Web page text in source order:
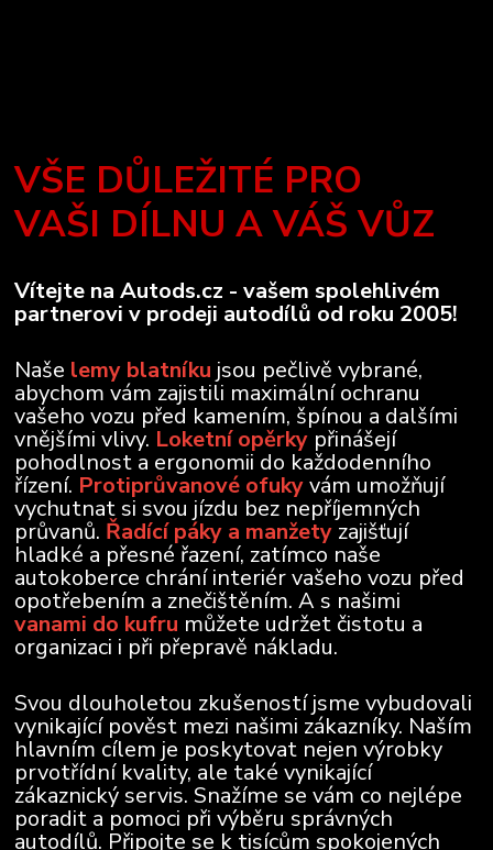
VŠE DŮLEŽITÉ PRO
VAŠI DÍLNU A VÁŠ VŮZ
Vítejte na Autods.cz - vašem spolehlivém
partnerovi v prodeji autodílů od roku 2005!
Naše lemy blatníku jsou pečlivě vybrané,
abychom vám zajistili maximální ochranu
vašeho vozu před kamením, špínou a dalšími
vnějšími vlivy. Loketní opěrky přinášejí
pohodlnost a ergonomii do každodenního
řízení. Protiprůvanové ofukyvám umožňují
vychutnat si svou jízdu bez nepříjemných
průvanů. Řadící páky a manžety zajišťují
hladké a přesné řazení, zatímco naše
autokoberce chrání interiér vašeho vozu před
opotřebením a znečištěním. A s našimi
vanami do kufru můžete udržet čistotu a
organizaci i při přepravě nákladu.
Svou dlouholetou zkušeností jsme vybudovali
vynikající pověst mezi našimi zákazníky. Naším
hlavním cílem je poskytovat nejen výrobky
prvotřídní kvality, ale také vynikající
zákaznický servis. Snažíme se vám co nejlépe
poradit a pomoci při výběru správných
autodílů. Připojte se k tisícům spokojených